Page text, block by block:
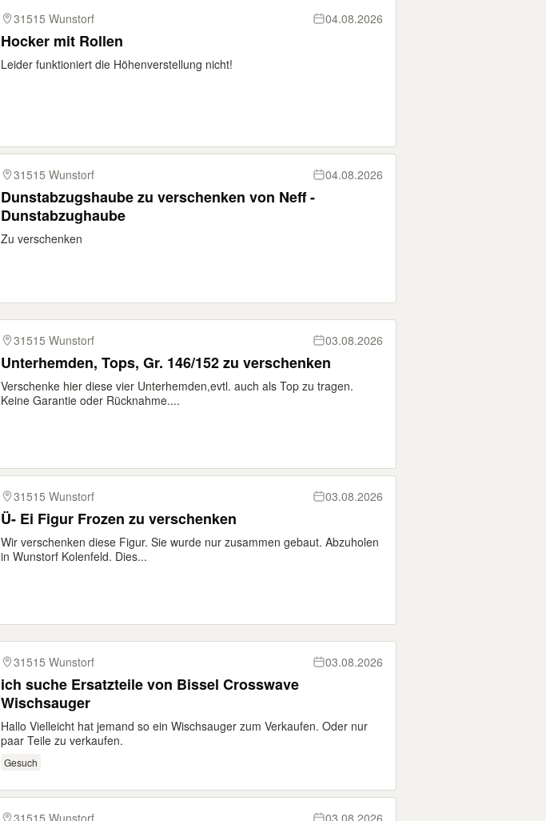
31515 Wunstorf 04.08.2026
Hocker mit Rollen
Leider funktioniert die Höhenverstellung nicht!
31515 Wunstorf 04.08.2026
Dunstabzugshaube zu verschenken von Neff -
Dunstabzughaube
Zu verschenken
31515 Wunstorf 03.08.2026
Unterhemden, Tops, Gr. 146/152 zu verschenken
Verschenke hier diese vier Unterhemden,evtl. auch als Top zu tragen.
Keine Garantie oder Rücknahme....
31515 Wunstorf 03.08.2026
Ü- Ei Figur Frozen zu verschenken
Wir verschenken diese Figur. Sie wurde nur zusammen gebaut. Abzuholen
in Wunstorf Kolenfeld. Dies...
31515 Wunstorf 03.08.2026
ich suche Ersatzteile von Bissel Crosswave
Wischsauger
Hallo Vielleicht hat jemand so ein Wischsauger zum Verkaufen. Oder nur
paar Teile zu verkaufen.
Gesuch
31515 Wunstorf 03.08.2026